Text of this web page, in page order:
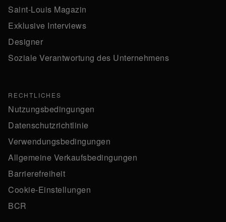
Saint-Louis Magazin
Exklusive Interviews
Designer
Soziale Verantwortung des Unternehmens
RECHTLICHES
Nutzungsbedingungen
Datenschutzrichtlinie
Verwendungsbedingungen
Allgemeine Verkaufsbedingungen
Barrierefreiheit
Cookie-Einstellungen
BCR